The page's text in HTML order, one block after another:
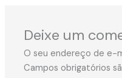
Deixe um
O seu endereço de e-
Campos obrigatórios